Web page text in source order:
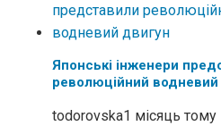
Японські інженери
революційний водневий
todorovska1 місяць тому